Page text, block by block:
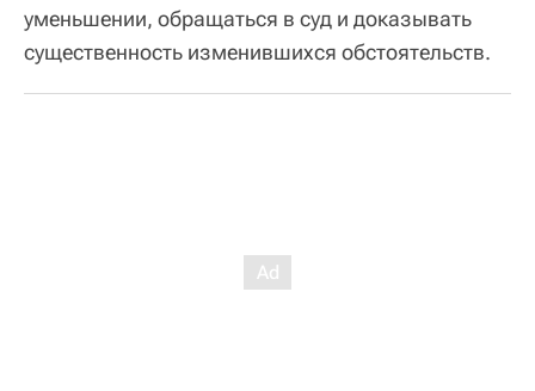
уменьшении, обращаться в суд и доказывать
существенность изменившихся обстоятельств.